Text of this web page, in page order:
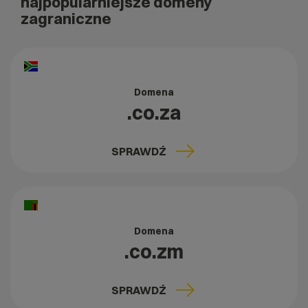
zagraniczne
Domena
.co.za
SPRAWDŹ
Domena
.co.zm
SPRAWDŹ